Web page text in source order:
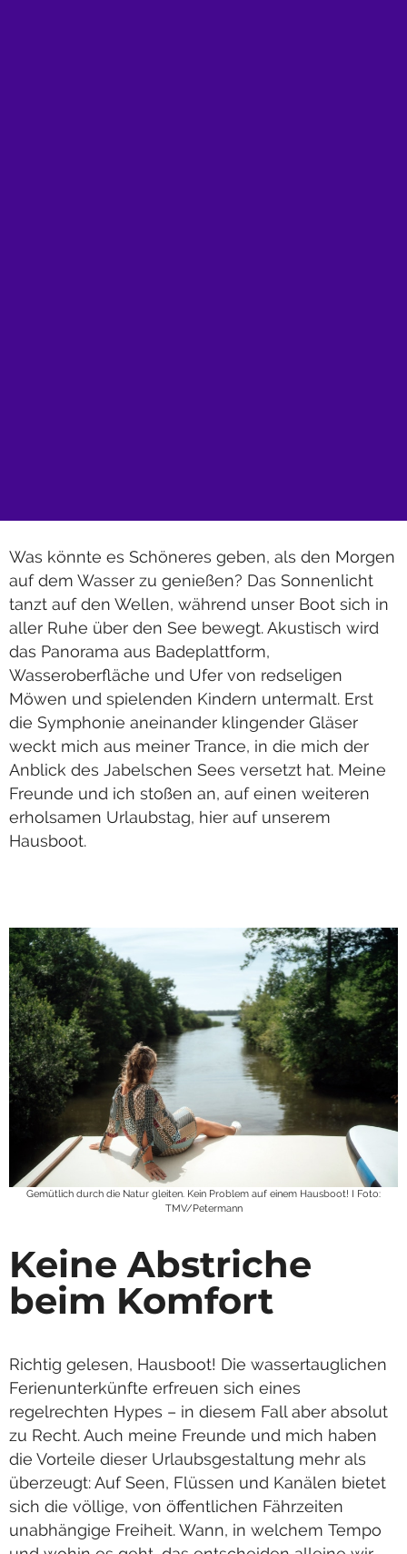
Was könnte es Schöneres geben, als den Morgen
auf dem Wasser zu genießen? Das Sonnenlicht
tanzt auf den Wellen, während unser Boot sich in
aller Ruhe über den See bewegt. Akustisch wird
das Panorama aus Badeplattform,
Wasseroberfläche und Ufer von redseligen
Möwen und spielenden Kindern untermalt. Erst
die Symphonie aneinander klingender Gläser
weckt mich aus meiner Trance, in die mich der
Anblick des Jabelschen Sees versetzt hat. Meine
Freunde und ich stoßen an, auf einen weiteren
erholsamen Urlaubstag, hier auf unserem
Hausboot.
Gemütlich durch die Natur gleiten. Kein Problem auf einem Hausboot! I Foto:
TMV/Petermann
Keine Abstriche
beim Komfort
Richtig gelesen, Hausboot! Die wassertauglichen
Ferienunterkünfte erfreuen sich eines
regelrechten Hypes – in diesem Fall aber absolut
zu Recht. Auch meine Freunde und mich haben
die Vorteile dieser Urlaubsgestaltung mehr als
überzeugt: Auf Seen, Flüssen und Kanälen bietet
sich die völlige, von öffentlichen Fährzeiten
unabhängige Freiheit. Wann, in welchem Tempo